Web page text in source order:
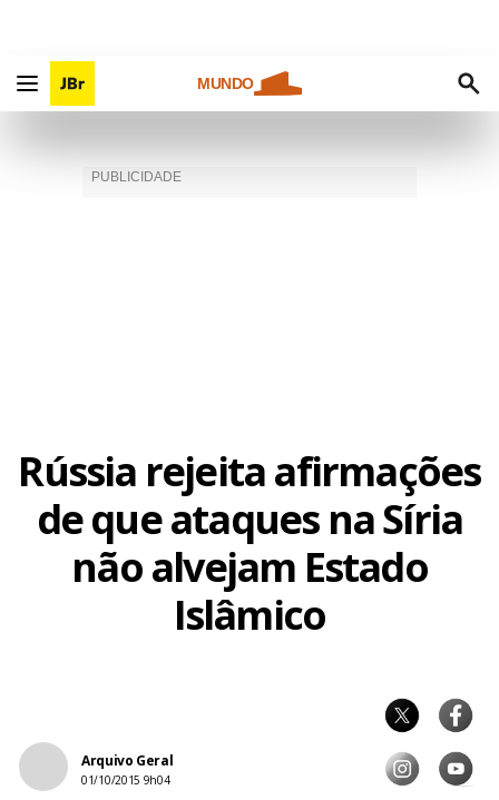
MUNDO
Rússia rejeita afirmações
de que ataques na Síria
não alvejam Estado
Islâmico
Arquivo Geral
01/10/2015 9h04